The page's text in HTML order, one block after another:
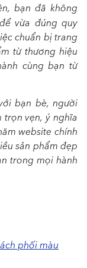
bạn đã không
để vừa đúng quy
chuẩn bị trang
từ thương hiệu
cùng bạn từ
bạn bè, người
vẹn, ý nghĩa
website chính
sản phẩm đẹp
trong mọi hành
phối màu